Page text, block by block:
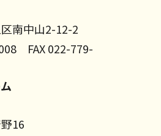
南中山2-12-2
FAX 022-779-
16